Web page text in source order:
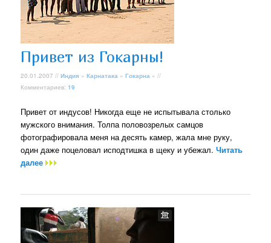
Привет из Гокарны!
20.01.2007 //Индия »Карнатака »Гокарна » //
Комментариев:19
Привет от индусов! Никогда еще не испытывала столько
мужского внимания. Толпа половозрелых самцов
фотографировала меня на десять камер, жала мне руку,
один даже поцеловал исподтишка в щеку и убежал.Читать
далее